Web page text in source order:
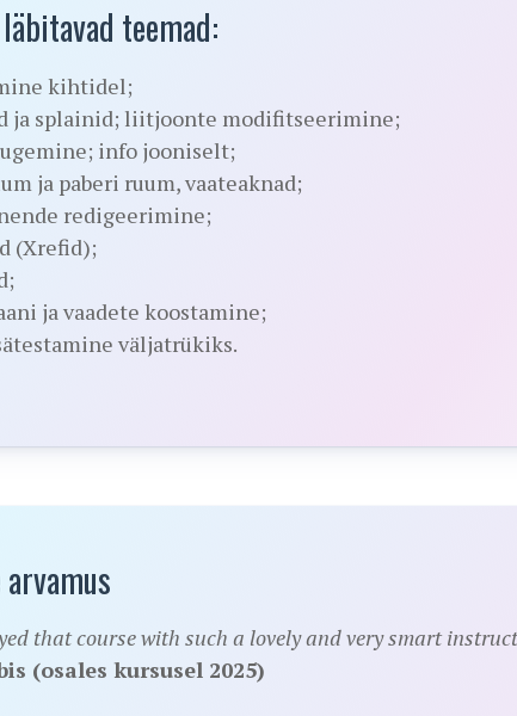
teemad:
kihtidel;
ja splainid; liitjoonte modifitseerimine;
info jooniselt;
ja paberi ruum, vaateaknad;
redigeerimine;
(Xrefid);
ja vaadete koostamine;
väljatrükiks.
that course with such a lovely and very smart
(osales kursusel 2025)